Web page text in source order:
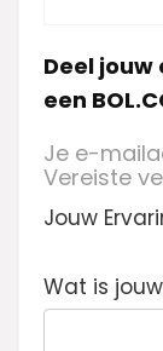
Deel
een
Je e-
Vereiste
Jouw
Wat is